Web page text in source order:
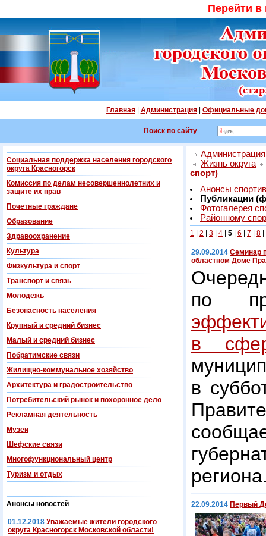
Перейти
Главная| Администрация| Официальные
Поиск по сайту
Социальная поддержка населения городского
округа Красногорск
Комиссия по делам несовершеннолетних и
защите их прав
Почетные граждане
Образование
Здравоохранение
Культура
Физкультура и спорт
Транспорт и связь
Молодежь
Безопасность населения
Крупный и средний бизнес
Малый и средний бизнес
Побратимские связи
Жилищно-коммунальное хозяйство
Архитектура и градостроительство
Потребительский рынок и похоронное дело
Рекламная деятельность
Музеи
Шефские связи
Многофункциональный центр
Туризм и отдых
Анонсы новостей
01.12.2018 Уважаемые жители городского
округа Красногорск Московской области!
Администрация
Жизнь округа
спорт)
Анонсы
Публикации
Фотогалерея
Районному
1 2 3 4 5 6 7 8
29.09.2014 Семинар
областном Доме
по
в
в
22.09.2014 Первый